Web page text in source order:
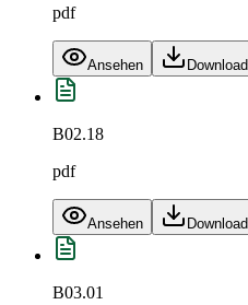
pdf
Ansehen Download
B02.18
pdf
Ansehen Download
B03.01